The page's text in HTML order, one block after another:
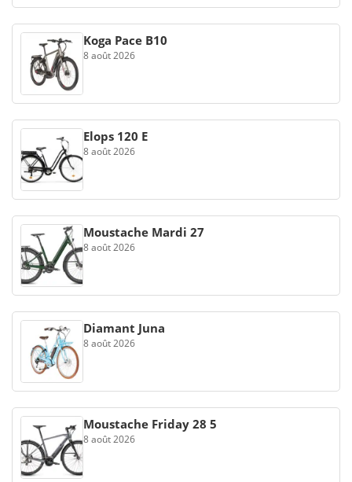
Koga Pace B10
8 août 2026
Elops 120 E
8 août 2026
Moustache Mardi 27
8 août 2026
Diamant Juna
8 août 2026
Moustache Friday 28 5
8 août 2026